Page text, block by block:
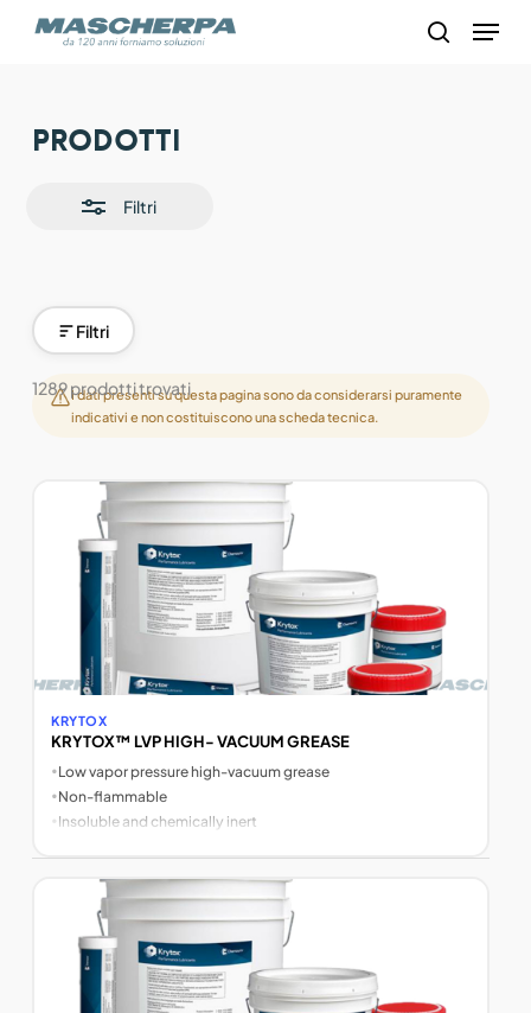
Menu
Prodotti
Filtri
Filtri
I dati presenti su questa pagina sono da considerarsi puramente
indicativi e non costituiscono una scheda tecnica.
1289 prodotti trovati
KRYTOX
KRYTOX™ LVP HIGH- VACUUM GREASE
•Low vapor pressure high-vacuum grease
•Non-flammable
• Insoluble and chemically inert